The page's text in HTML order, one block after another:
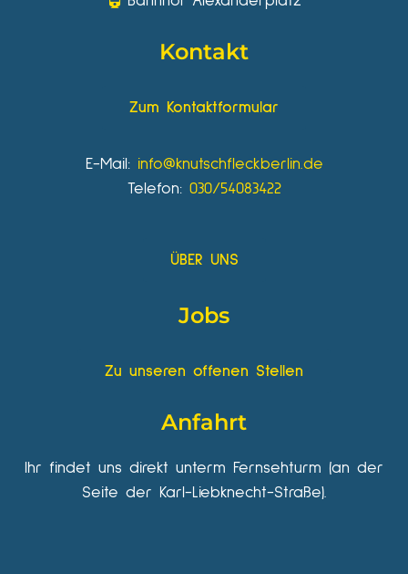
Kontakt
Zum Kontaktformular
E-Mail: info@knutschfleckberlin.de
Telefon: 030/54083422
ÜBER UNS
Jobs
Zu unseren offenen Stellen
Anfahrt
Ihr findet uns direkt unterm Fernsehturm (an der
Seite der Karl-Liebknecht-Straße).